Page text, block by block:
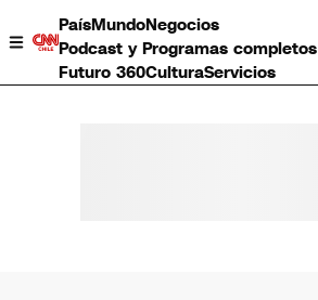
PaísMundoNegocios
Podcast y Programas completos
Futuro 360CulturaServicios